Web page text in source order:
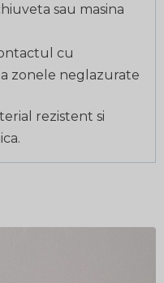
sau masina
cu
zonele neglazurate
rezistent si